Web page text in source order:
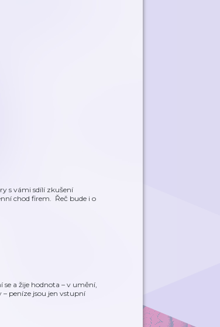
s vámi sdílí zkušení
chod firem. Řeč bude i o
se a žije hodnota – v umění,
peníze jsou jen vstupní